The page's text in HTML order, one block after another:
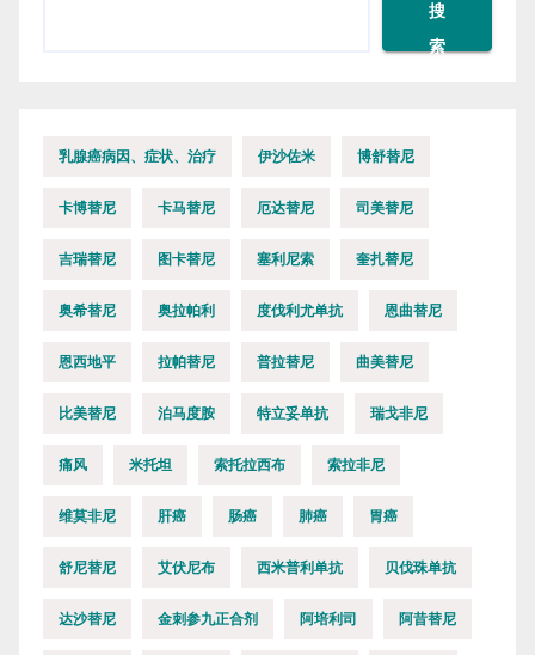
搜
索
乳腺癌病因、症状、治疗 伊沙佐米 博舒替尼
卡博替尼 卡马替尼 厄达替尼 司美替尼
吉瑞替尼 图卡替尼 塞利尼索 奎扎替尼
奥希替尼 奥拉帕利 度伐利尤单抗 恩曲替尼
恩西地平 拉帕替尼 普拉替尼 曲美替尼
比美替尼 泊马度胺 特立妥单抗 瑞戈非尼
痛风 米托坦 索托拉西布 索拉非尼
维莫非尼 肝癌 肠癌 肺癌 胃癌
舒尼替尼 艾伏尼布 西米普利单抗 贝伐珠单抗
达沙替尼 金刺参九正合剂 阿培利司 阿昔替尼